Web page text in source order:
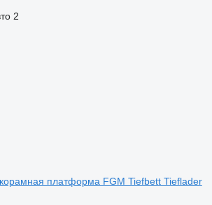
2
платформа FGM Tiefbett Tieflader